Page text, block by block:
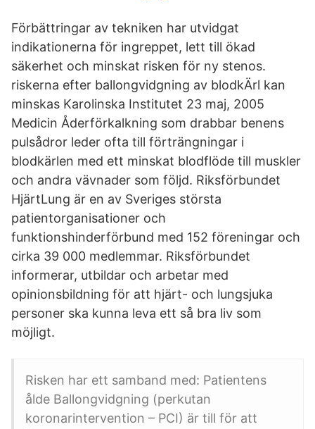
Förbättringar av tekniken har utvidgat
indikationerna för ingreppet, lett till ökad
säkerhet och minskat risken för ny stenos.
riskerna efter ballongvidgning av blodkÄrl kan
minskas Karolinska Institutet 23 maj, 2005
Medicin Åderförkalkning som drabbar benens
pulsådror leder ofta till förträngningar i
blodkärlen med ett minskat blodflöde till muskler
och andra vävnader som följd. Riksförbundet
HjärtLung är en av Sveriges största
patientorganisationer och
funktionshinderförbund med 152 föreningar och
cirka 39 000 medlemmar. Riksförbundet
informerar, utbildar och arbetar med
opinionsbildning för att hjärt- och lungsjuka
personer ska kunna leva ett så bra liv som
möjligt.
Risken har ett samband med: Patientens
ålde Ballongvidgning (perkutan
koronarintervention – PCI) är till för att